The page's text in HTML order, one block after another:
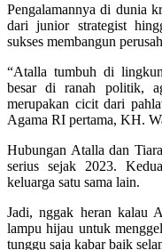
Pengalamannya di dunia
dari junior strategist
sukses membangun
“Atalla tumbuh di
besar di ranah politik,
merupakan cicit dari
Agama RI pertama, KH.
Hubungan Atalla dan
serius sejak 2023.
keluarga satu sama lain.
Jadi, nggak heran kalau
lampu hijau untuk
tunggu saja kabar baik